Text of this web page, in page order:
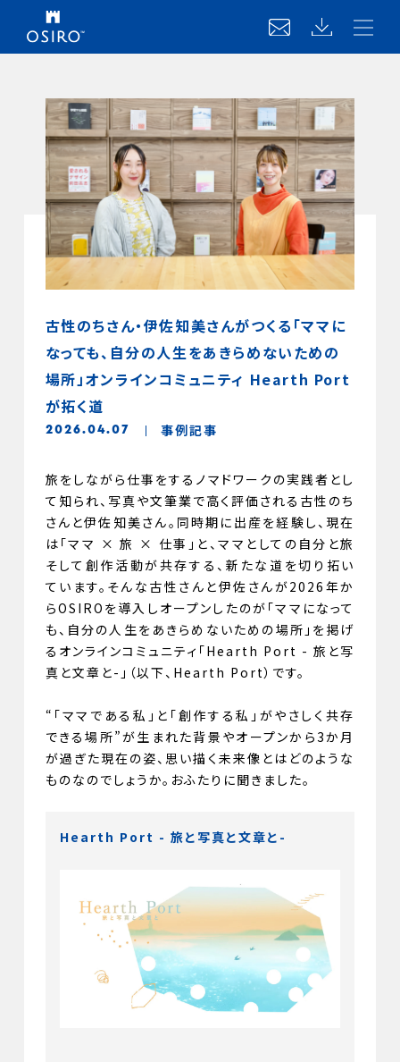
古性のちさん・伊佐知美さんがつくる「ママに
なっても、自分の人生をあきらめないための
場所」オンラインコミュニティ Hearth Port
が拓く道
2026.04.07 事例記事
旅をしながら仕事をするノマドワークの実践者とし
て知られ、写真や文筆業で高く評価される古性のち
さんと伊佐知美さん。同時期に出産を経験し、現在
は「ママ × 旅 × 仕事」と、ママとしての自分と旅
そして創作活動が共存する、新たな道を切り拓い
ています。そんな古性さんと伊佐さんが2026年か
らOSIROを導入しオープンしたのが「ママになって
も、自分の人生をあきらめないための場所」を掲げ
るオンラインコミュニティ「Hearth Port - 旅と写
真と文章と-」（以下、Hearth Port）です。
“「ママである私」と「創作する私」がやさしく共存
できる場所”が生まれた背景やオープンから3か月
が過ぎた現在の姿、思い描く未来像とはどのような
ものなのでしょうか。おふたりに聞きました。
Hearth Port - 旅と写真と文章と-